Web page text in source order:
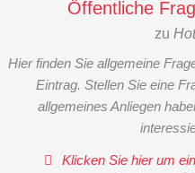
Öffentliche
zu
Hier finden Sie allgemeine
Eintrag. Stellen Sie eine
allgemeines Anliegen
Klicken Sie hier um